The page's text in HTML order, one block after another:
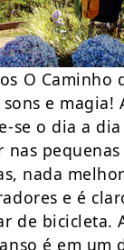
O Caminho
e magia!
se o dia a
nas
nada
e é
de bicicleta.
é em um